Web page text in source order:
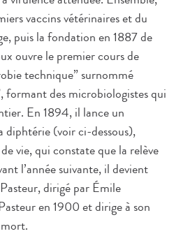
vaccins vétérinaires et du
puis la fondation en 1887 de
ouvre le premier cours de
technique” surnommé
formant des microbiologistes qui
En 1894, il lance un
(voir ci-dessous),
vie, qui constate que la relève
l’année suivante, il devient
dirigé par Émile
en 1900 et dirige à son